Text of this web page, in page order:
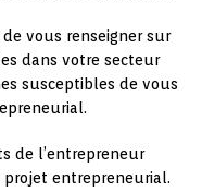
vous renseigner sur
dans votre secteur
susceptibles de vous
de l’entrepreneur
entrepreneurial.